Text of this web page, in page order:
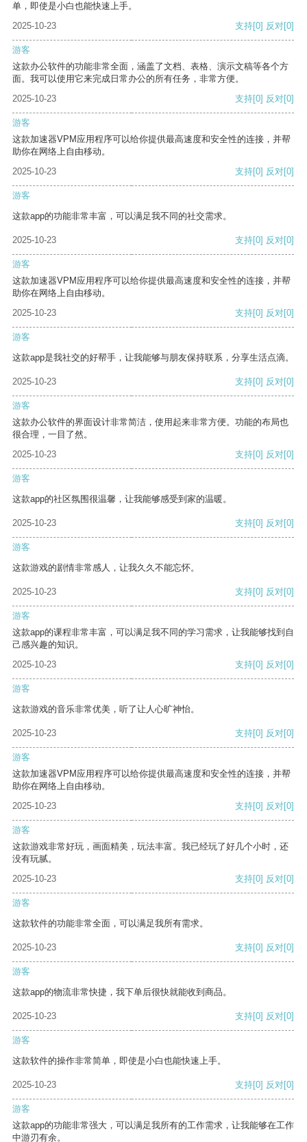
单，即使是小白也能快速上手。
2025-10-23
支持[0] 反对[0]
游客
这款办公软件的功能非常全面，涵盖了文档、表格、演示文稿等各个方
面。我可以使用它来完成日常办公的所有任务，非常方便。
2025-10-23
支持[0] 反对[0]
游客
这款加速器VPM应用程序可以给你提供最高速度和安全性的连接，并帮
助你在网络上自由移动。
2025-10-23
支持[0] 反对[0]
游客
这款app的功能非常丰富，可以满足我不同的社交需求。
2025-10-23 支持[0] 反对[0]
游客
这款加速器VPM应用程序可以给你提供最高速度和安全性的连接，并帮
助你在网络上自由移动。
2025-10-23
支持[0] 反对[0]
游客
这款app是我社交的好帮手，让我能够与朋友保持联系，分享生活点滴。
2025-10-23 支持[0] 反对[0]
游客
这款办公软件的界面设计非常简洁，使用起来非常方便。功能的布局也
很合理，一目了然。
2025-10-23
支持[0] 反对[0]
游客
这款app的社区氛围很温馨，让我能够感受到家的温暖。
2025-10-23 支持[0] 反对[0]
游客
这款游戏的剧情非常感人，让我久久不能忘怀。
2025-10-23 支持[0] 反对[0]
游客
这款app的课程非常丰富，可以满足我不同的学习需求，让我能够找到自
己感兴趣的知识。
2025-10-23
支持[0] 反对[0]
游客
这款游戏的音乐非常优美，听了让人心旷神怡。
2025-10-23 支持[0] 反对[0]
游客
这款加速器VPM应用程序可以给你提供最高速度和安全性的连接，并帮
助你在网络上自由移动。
2025-10-23
支持[0] 反对[0]
游客
这款游戏非常好玩，画面精美，玩法丰富。我已经玩了好几个小时，还
没有玩腻。
2025-10-23
支持[0] 反对[0]
游客
这款软件的功能非常全面，可以满足我所有需求。
2025-10-23 支持[0] 反对[0]
游客
这款app的物流非常快捷，我下单后很快就能收到商品。
2025-10-23 支持[0] 反对[0]
游客
这款软件的操作非常简单，即使是小白也能快速上手。
2025-10-23 支持[0] 反对[0]
游客
这款app的功能非常强大，可以满足我所有的工作需求，让我能够在工作
中游刃有余。